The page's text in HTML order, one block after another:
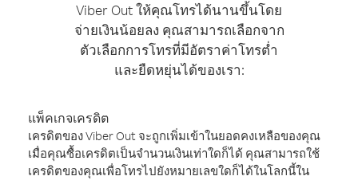
Viber Out ให้คุณโทรได้นานขึ้นโดย
จ่ายเงินน้อยลง คุณสามารถเลือกจาก
ตัวเลือกการโทรที่มีอัตราค่าโทรต่ำ
และยืดหยุ่นได้ของเรา:
แพ็คเกจเครดิต
เครดิตของ Viber Out จะถูกเพิ่มเข้าในยอดคงเหลือของคุณ
เมื่อคุณซื้อเครดิตเป็นจำนวนเงินเท่าใดก็ได้ คุณสามารถใช้
เครดิตของคุณเพื่อโทรไปยังหมายเลขใดก็ได้ในโลกนี้ใน